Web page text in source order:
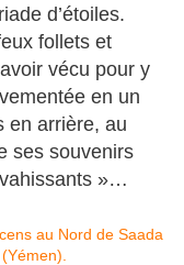
d’étoiles.
follets et
vécu pour y
en un
en arrière, au
ses souvenirs
»…